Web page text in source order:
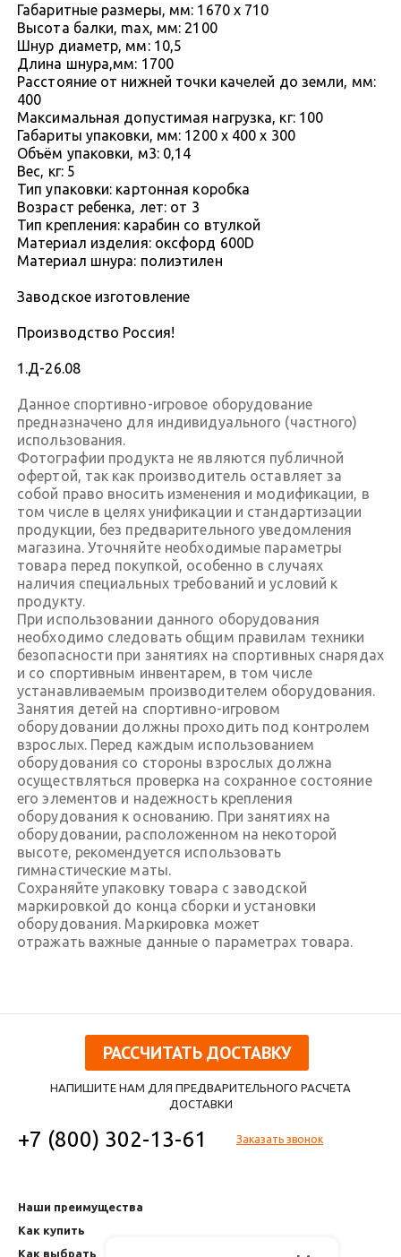
Габаритные размеры, мм: 1670 x 710
Высота балки, max, мм: 2100
Шнур диаметр, мм: 10,5
Длина шнура,мм: 1700
Расстояние от нижней точки качелей до земли, мм:
400
Максимальная допустимая нагрузка, кг: 100
Габариты упаковки, мм: 1200 х 400 х 300
Объём упаковки, м3: 0,14
Вес, кг: 5
Тип упаковки: картонная коробка
Возраст ребенка, лет: от 3
Тип крепления: карабин со втулкой
Материал изделия: оксфорд 600D
Материал шнура: полиэтилен
Заводское изготовление
Производство Россия!
1.Д-26.08
Данное спортивно-игровое оборудование
предназначено для индивидуального (частного)
использования.
Фотографии продукта не являются публичной
офертой, так как производитель оставляет за
собой право вносить изменения и модификации, в
том числе в целях унификации и стандартизации
продукции, без предварительного уведомления
магазина. Уточняйте необходимые параметры
товара перед покупкой, особенно в случаях
наличия специальных требований и условий к
продукту.
При использовании данного оборудования
необходимо следовать общим правилам техники
безопасности при занятиях на спортивных снарядах
и со спортивным инвентарем, в том числе
устанавливаемым производителем оборудования.
Занятия детей на спортивно-игровом
оборудовании должны проходить под контролем
взрослых. Перед каждым использованием
оборудования со стороны взрослых должна
осуществляться проверка на сохранное состояние
его элементов и надежность крепления
оборудования к основанию. При занятиях на
оборудовании, расположенном на некоторой
высоте, рекомендуется использовать
гимнастические маты.
Сохраняйте упаковку товара с заводской
маркировкой до конца сборки и установки
оборудования. Маркировка может
отражать важные данные о параметрах товара.
РАССЧИТАТЬ ДОСТАВКУ
НАПИШИТЕ НАМ ДЛЯ ПРЕДВАРИТЕЛЬНОГО РАСЧЕТА
ДОСТАВКИ
+7 (800) 302-13-61 Заказать звонок
Наши преимущества
Как купить
Как выбрать